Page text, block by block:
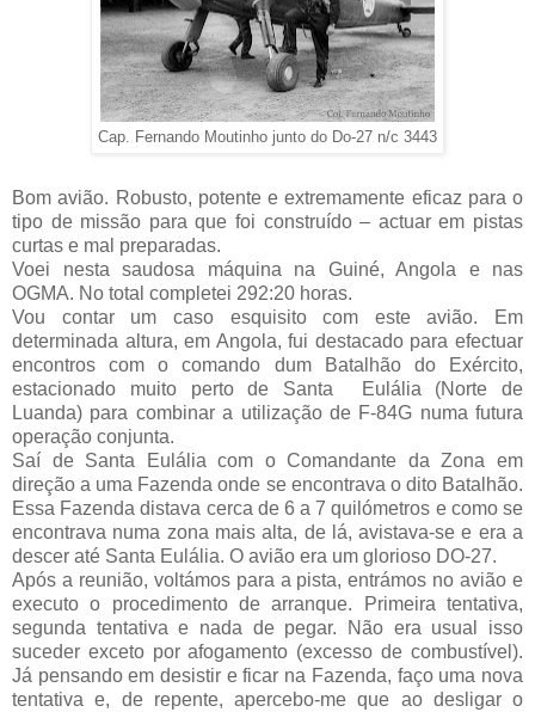
Cap. Fernando Moutinho junto do Do-27 n/c 3443
Bom avião. Robusto, potente e extremamente eficaz para o
tipo de missão para que foi construído – actuar em pistas
curtas e mal preparadas.
Voei nesta saudosa máquina na Guiné, Angola e nas
OGMA. No total completei 292:20 horas.
Vou contar um caso esquisito com este avião. Em
determinada altura, em Angola, fui destacado para efectuar
encontros com o comando dum Batalhão do Exército,
estacionado muito perto de Santa Eulália (Norte de
Luanda) para combinar a utilização de F-84G numa futura
operação conjunta.
Saí de Santa Eulália com o Comandante da Zona em
direção a uma Fazenda onde se encontrava o dito Batalhão.
Essa Fazenda distava cerca de 6 a 7 quilómetros e como se
encontrava numa zona mais alta, de lá, avistava-se e era a
descer até Santa Eulália. O avião era um glorioso DO-27.
Após a reunião, voltámos para a pista, entrámos no avião e
executo o procedimento de arranque. Primeira tentativa,
segunda tentativa e nada de pegar. Não era usual isso
suceder exceto por afogamento (excesso de combustível).
Já pensando em desistir e ficar na Fazenda, faço uma nova
tentativa e, de repente, apercebo-me que ao desligar o